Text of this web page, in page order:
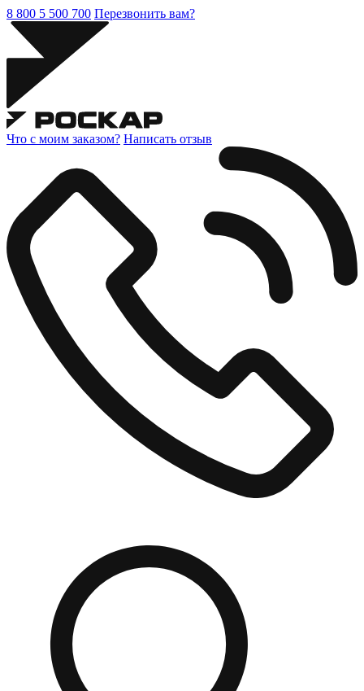
8 800 5 500 700 Перезвонить вам?
Что с моим заказом? Написать отзыв